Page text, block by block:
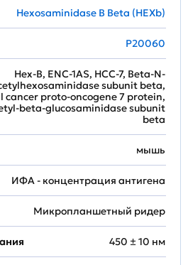
Hexosaminidase B Beta (HEXb)
P20060
Hex-B, ENC-1AS, HCC-7, Beta-N-
subunit beta,
cancer proto-oncogene 7 protein,
beta-glucosaminidase subunit
beta
мышь
ИФА - концентрация антигена
Микропланшетный ридер
450 ± 10 нм